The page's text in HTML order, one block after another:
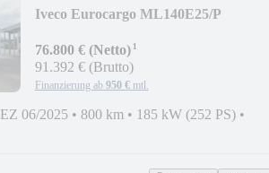
Iveco Eurocargo ML140E25/P
76.800 € (Netto)¹
91.392 € (Brutto)
Finanzierung ab 950 € mtl.
EZ 06/2025 • 800 km • 185 kW (252 PS) •